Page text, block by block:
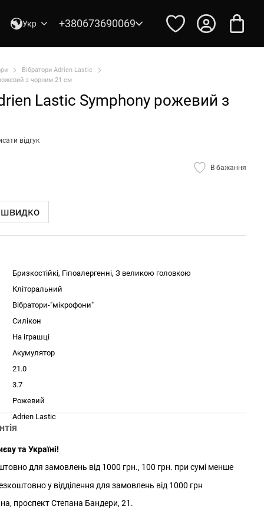
Укр +380673690069
Вібратори Adrien Lastic
з чорним 21 см
Lastic Symphony рожевий з
відгук
В бажання
Бризкостійкі, Гіпоалергенні, З великою головкою
Кліторальний
Вібратори-"мікрофони"
Силікон
На іграшці
Акумулятор
21.0
3.7
Рожевий
Adrien Lastic
та Україні!
для замовлень від 1000 грн., 100 грн. при сумі менше
у відділення для замовлень від 1000 грн
проспект Степана Бандери, 21.